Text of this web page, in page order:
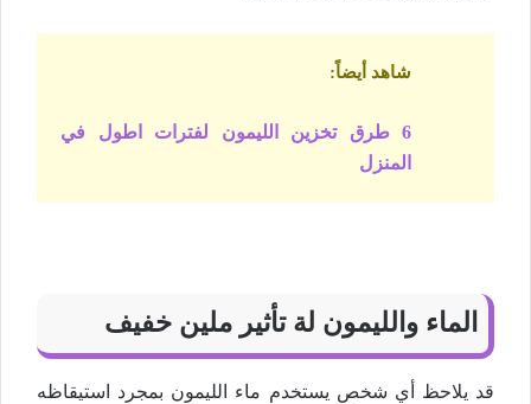
شاهد أيضاً:
6 طرق تخزين الليمون لفترات اطول في
المنزل
الماء والليمون لة تأثير ملين خفيف
قد يلاحظ أي شخص يستخدم ماء الليمون بمجرد استيقاظه